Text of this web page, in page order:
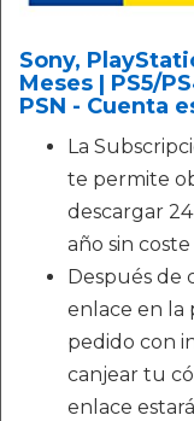
Sony,
Meses | PS5/
PSN - Cuenta
La
te permite
descargar
año sin
Después de
enlace en la
pedido con
canjear tu
enlace